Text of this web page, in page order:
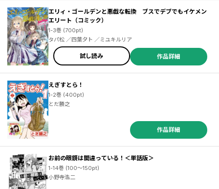
エリィ・ゴールデンと悪戯な転換 ブスでデブでもイケメン
エリート（コミック）
1-3巻 (700pt)
タパ松 ／四葉夕ト ／ミユキルリア
試し読み 作品詳細
えぎすとら！
1-2巻 (400pt)
とだ勝之
作品詳細
お前の眼鏡は間違っている！＜単話版＞
1-14巻 (100～150pt)
小野寺浩二